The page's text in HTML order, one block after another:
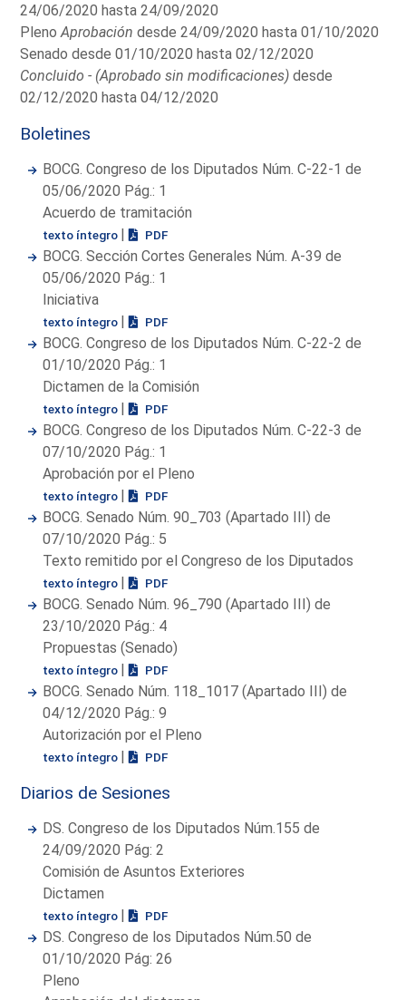
24/06/2020 hasta 24/09/2020
PlenoAprobación desde 24/09/2020 hasta 01/10/2020
Senado desde 01/10/2020 hasta 02/12/2020
Concluido - (Aprobado sin modificaciones) desde
02/12/2020 hasta 04/12/2020
Boletines
BOCG. Congreso de los Diputados Núm. C-22-1 de
05/06/2020 Pág.: 1
Acuerdo de tramitación
texto íntegro | PDF
BOCG. Sección Cortes Generales Núm. A-39 de
05/06/2020 Pág.: 1
Iniciativa
texto íntegro | PDF
BOCG. Congreso de los Diputados Núm. C-22-2 de
01/10/2020 Pág.: 1
Dictamen de la Comisión
texto íntegro | PDF
BOCG. Congreso de los Diputados Núm. C-22-3 de
07/10/2020 Pág.: 1
Aprobación por el Pleno
texto íntegro | PDF
BOCG. Senado Núm. 90_703 (Apartado III) de
07/10/2020 Pág.: 5
Texto remitido por el Congreso de los Diputados
texto íntegro | PDF
BOCG. Senado Núm. 96_790 (Apartado III) de
23/10/2020 Pág.: 4
Propuestas (Senado)
texto íntegro | PDF
BOCG. Senado Núm. 118_1017 (Apartado III) de
04/12/2020 Pág.: 9
Autorización por el Pleno
texto íntegro | PDF
Diarios de Sesiones
DS. Congreso de los Diputados Núm.155 de
24/09/2020 Pág: 2
Comisión de Asuntos Exteriores
Dictamen
texto íntegro | PDF
DS. Congreso de los Diputados Núm.50 de
01/10/2020 Pág: 26
Pleno